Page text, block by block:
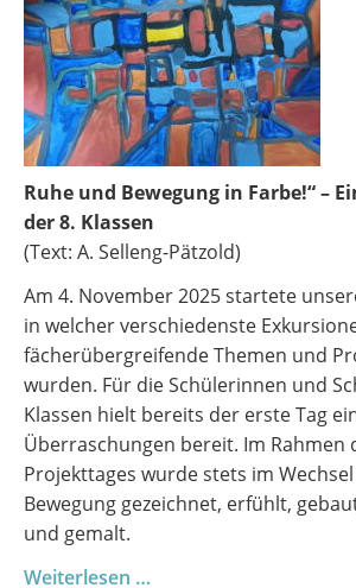
Ruhe und Bewegung in Farbe!“ –
der 8. Klassen
(Text: A. Selleng-Pätzold)
Am 4. November 2025 startete
in welcher verschiedenste
fächerübergreifende Themen und
wurden. Für die Schülerinnen und
Klassen hielt bereits der erste Tag
Überraschungen bereit. Im Rahmen
Projekttages wurde stets im
Bewegung gezeichnet, erfühlt,
und gemalt.
Weiterlesen …